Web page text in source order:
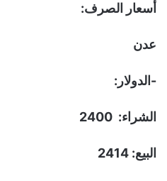
أسعار الصرف:
عدن
-الدولار:
الشراء: 2400
البيع: 2414